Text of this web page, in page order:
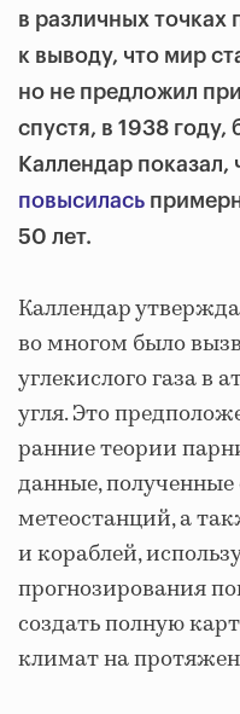
в различных точках
к выводу, что мир
но не предложил
спустя, в 1938
Каллендар показал,
повысилась
50 лет.
Каллендар
во многом было
углекислого газа в
угля. Это
ранние теории
данные,
метеостанций, а
и кораблей,
прогнозирования
создать полную
климат на